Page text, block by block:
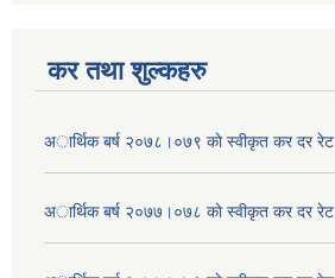
कर तथा शुल्कहरु
अार्थिक बर्ष २०७८।०७९ काे स्वीकृत कर दर रेट
अार्थिक बर्ष २०७७।०७८ काे स्वीकृत कर दर रेट